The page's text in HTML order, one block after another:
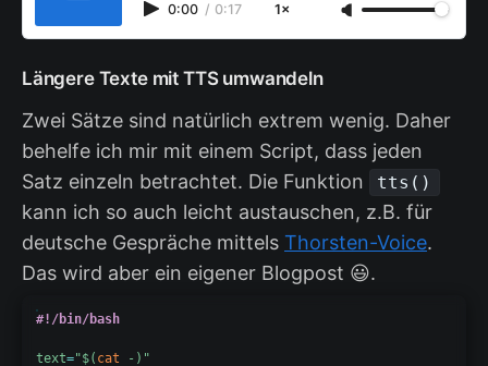
0:00 / 0:17 1×
Längere Texte mit TTS umwandeln
Zwei Sätze sind natürlich extrem wenig. Daher
behelfe ich mir mit einem Script, dass jeden
Satz einzeln betrachtet. Die Funktion
tts()
kann ich so auch leicht austauschen, z.B. für
deutsche Gespräche mittels Thorsten-Voice.
Das wird aber ein eigener Blogpost 😃.
#!/bin/bash
text="$( cat - ) "